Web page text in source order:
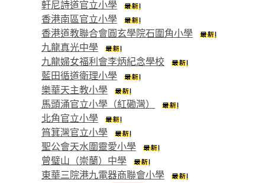
軒尼詩道官立小學
香港南區官立小學
香港道教聯合會圓玄學院石圍角小學
九龍真光中學
九龍婦女福利會李炳紀念學校
藍田循道衛理小學
樂華天主教小學
馬頭涌官立小學（紅磡灣）
北角官立小學
筲箕灣官立小學
聖公會天水圍靈愛小學
曾璧山（崇蘭）中學
東華三院港九電器商聯會小學